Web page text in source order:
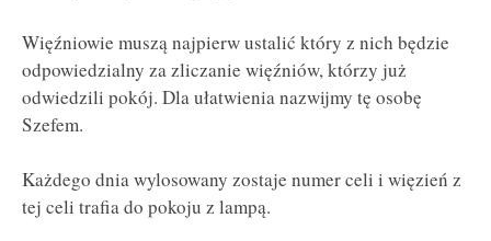
Więźniowie muszą najpierw ustalić który z nich będzie
odpowiedzialny za zliczanie więźniów, którzy już
odwiedzili pokój. Dla ułatwienia nazwijmy tę osobę
Szefem.
Każdego dnia wylosowany zostaje numer celi i więzień z
tej celi trafia do pokoju z lampą.